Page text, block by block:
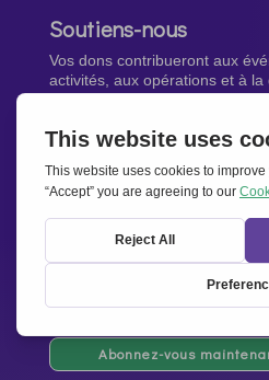
Soutiens-nous
Vos dons contribueront aux
activités, aux opérations et à la
Newsletter
Abonnez-vous